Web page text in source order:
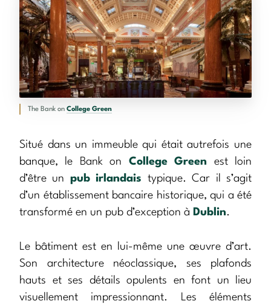
The Bank on College Green
Situé dans un immeuble qui était autrefois une
banque, le Bank on College Green est loin
d’être un pub irlandais typique. Car il s’agit
d’un établissement bancaire historique, qui a été
transformé en un pub d’exception à Dublin.
Le bâtiment est en lui-même une œuvre d’art.
Son architecture néoclassique, ses plafonds
hauts et ses détails opulents en font un lieu
visuellement impressionnant. Les éléments